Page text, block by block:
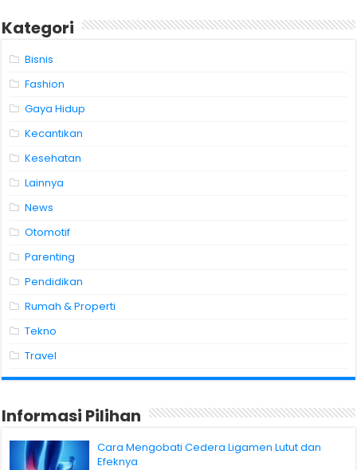
Kategori
Bisnis
Fashion
Gaya Hidup
Kecantikan
Kesehatan
Lainnya
News
Otomotif
Parenting
Pendidikan
Rumah & Properti
Tekno
Travel
Informasi Pilihan
Cara Mengobati Cedera Ligamen Lutut dan
Efeknya